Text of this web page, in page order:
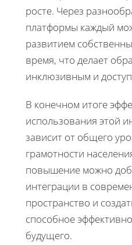
росте. Через
платформы каждый
развитием
время, что делает
инклюзивным и
В конечном итоге
использования этой
зависит от общего
грамотности
повышение можно
интеграции в
пространство и
способное
будущего.